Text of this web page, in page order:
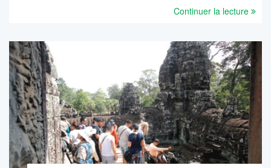
Continuer la lecture